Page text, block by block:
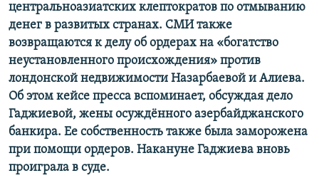
центральноазиатских клептократов по отмыванию
денег в развитых странах. СМИ также
возвращаются к делу об ордерах на «богатство
неустановленного происхождения» против
лондонской недвижимости Назарбаевой и Алиева.
Об этом кейсе пресса вспоминает, обсуждая дело
Гаджиевой, жены осуждённого азербайджанского
банкира. Ее собственность также была заморожена
при помощи ордеров. Накануне Гаджиева вновь
проиграла в суде.